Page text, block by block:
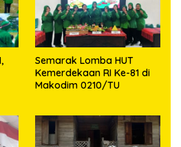
Semarak Lomba HUT
Kemerdekaan RI Ke-81 di
Makodim 0210/TU